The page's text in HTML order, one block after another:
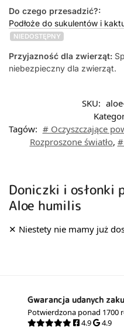
Do czego przesadzić?:
Podłoże do sukulentów i
NIEDOSTĘPNY
Przyjazność dla zwierząt:
niebezpieczny dla zwierząt.
SKU:
Tagów: # Oczyszczające
Rozproszone światło,
Doniczki i osłonki
Aloe humilis
Gwarancja udanych
Potwierdzona ponad 1700
4.9
4.9